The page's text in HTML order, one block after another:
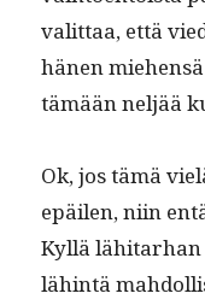
valit­taa, että
hänen
tämään neljää
Ok, jos tämä
epäilen, niin
Kyl­lä
lähin­tä